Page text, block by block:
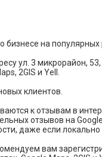
на
ул. 3 микрорайон,
2GIS и Yell.
клиентов.
к отзывам в
отзывов на
даже если
вам